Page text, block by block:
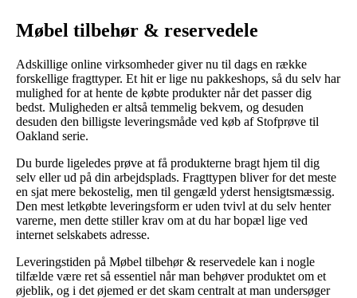
Møbel tilbehør & reservedele
Adskillige online virksomheder giver nu til dags en række
forskellige fragttyper. Et hit er lige nu pakkeshops, så du selv har
mulighed for at hente de købte produkter når det passer dig
bedst. Muligheden er altså temmelig bekvem, og desuden
desuden den billigste leveringsmåde ved køb af Stofprøve til
Oakland serie.
Du burde ligeledes prøve at få produkterne bragt hjem til dig
selv eller ud på din arbejdsplads. Fragttypen bliver for det meste
en sjat mere bekostelig, men til gengæld yderst hensigtsmæssig.
Den mest letkøbte leveringsform er uden tvivl at du selv henter
varerne, men dette stiller krav om at du har bopæl lige ved
internet selskabets adresse.
Leveringstiden på Møbel tilbehør & reservedele kan i nogle
tilfælde være ret så essentiel når man behøver produktet om et
øjeblik, og i det øjemed er det skam centralt at man undersøger